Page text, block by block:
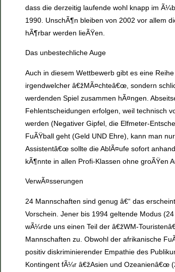
dass die derzeitig laufende wohl knapp im
1990. UnschÃ¶n bleiben von 2002 vor allem
hÃ¶rbar werden lieÃŸen.
Das unbestechliche Auge
Auch in diesem Wettbewerb gibt es eine
irgendwelcher â€žMÃ¤chteâ€œ, sondern
werdenden Spiel zusammen hÃ¤ngen.
Fehlentscheidungen erfolgen, weil technisch
werden (Negativer Gipfel, die Elfmeter-
FuÃŸball geht (Geld UND Ehre), kann man
Assistentâ€œ sollte die AblÃ¤ufe sofort
kÃ¶nnte in allen Profi-Klassen ohne groÃŸen
VerwÃ¤sserungen
24 Mannschaften sind genug â€“ das
Vorschein. Jener bis 1994 geltende Modus
wÃ¼rde uns einen Teil der â€žWM-
Mannschaften zu. Obwohl der afrikanische
positiv diskriminierender Empathie des
Kontingent fÃ¼r â€žAsien und Ozeanienâ€œ